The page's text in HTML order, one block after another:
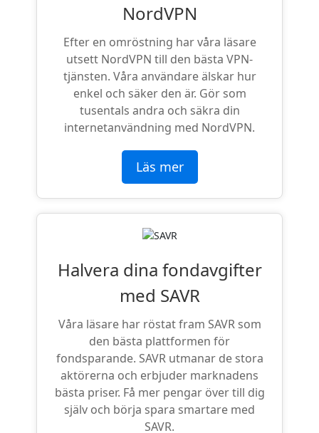
NordVPN
Efter en omröstning har våra läsare
utsett NordVPN till den bästa VPN-
tjänsten. Våra användare älskar hur
enkel och säker den är. Gör som
tusentals andra och säkra din
internetanvändning med NordVPN.
Läs mer
Halvera dina fondavgifter
med SAVR
Våra läsare har röstat fram SAVR som
den bästa plattformen för
fondsparande. SAVR utmanar de stora
aktörerna och erbjuder marknadens
bästa priser. Få mer pengar över till dig
själv och börja spara smartare med
SAVR.